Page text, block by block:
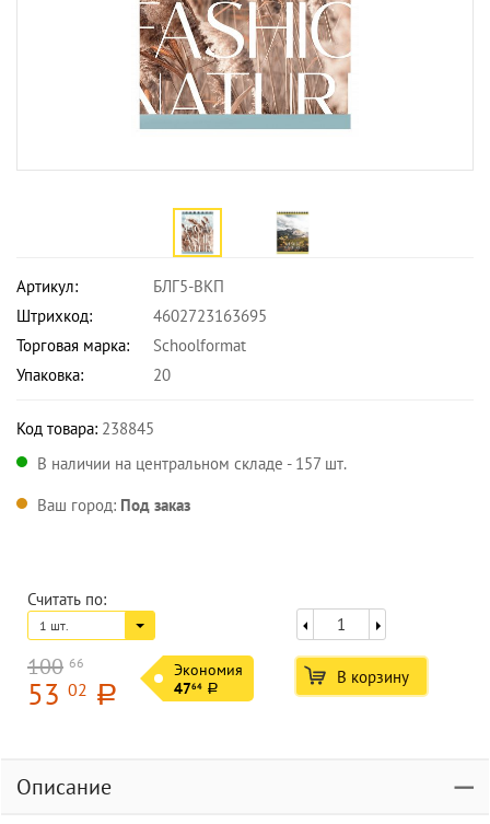
Артикул:
БЛГ5-ВКП
Штрихкод:
4602723163695
Торговая марка:
Schoolformat
Упаковка:
20
Код товара: 238845
В наличии на центральном складе - 157 шт.
Ваш город: Под заказ
Считать по:
1 шт.
100 66
53 02 a
Экономия
4764 a
В корзину
Описание